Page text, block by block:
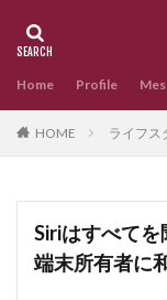
Home Profile
HOME ライフス
Siriはすべて
端末所有者に